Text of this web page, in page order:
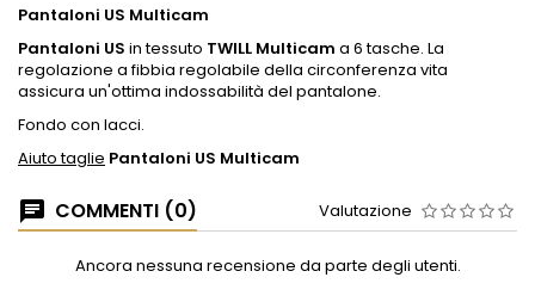
Pantaloni US Multicam
Pantaloni US in tessuto TWILL Multicam a 6 tasche. La
regolazione a fibbia regolabile della circonferenza vita
assicura un'ottima indossabilità del pantalone.
Fondo con lacci.
Aiuto taglie Pantaloni US Multicam
COMMENTI (0) Valutazione
Ancora nessuna recensione da parte degli utenti.